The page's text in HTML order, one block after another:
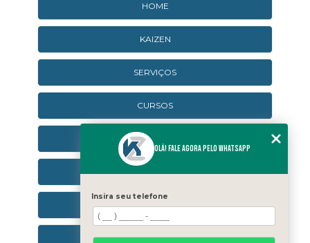
HOME
KAIZEN
SERVIÇOS
CURSOS
CURSOS ONLINE
AGENDA
CONTATO
CATEGORIAS
Olá! Fale agora pelo WhatsApp
Insira seu telefone